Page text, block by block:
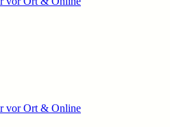
vor Ort & Online